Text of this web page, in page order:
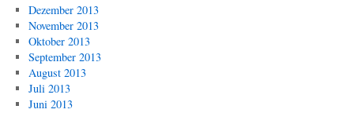
Dezember 2013
November 2013
Oktober 2013
September 2013
August 2013
Juli 2013
Juni 2013